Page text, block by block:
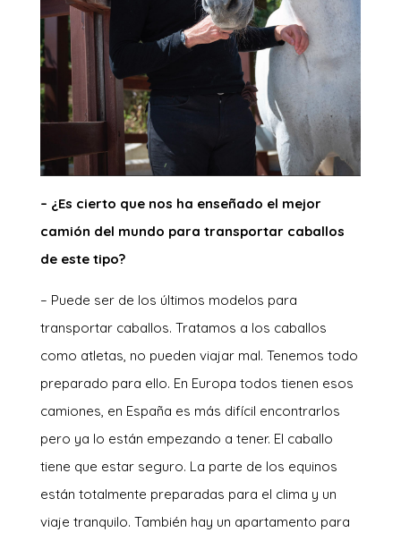
– ¿Es cierto que nos ha enseñado el mejor
camión del mundo para transportar caballos
de este tipo?
– Puede ser de los últimos modelos para
transportar caballos. Tratamos a los caballos
como atletas, no pueden viajar mal. Tenemos todo
preparado para ello. En Europa todos tienen esos
camiones, en España es más difícil encontrarlos
pero ya lo están empezando a tener. El caballo
tiene que estar seguro. La parte de los equinos
están totalmente preparadas para el clima y un
viaje tranquilo. También hay un apartamento para